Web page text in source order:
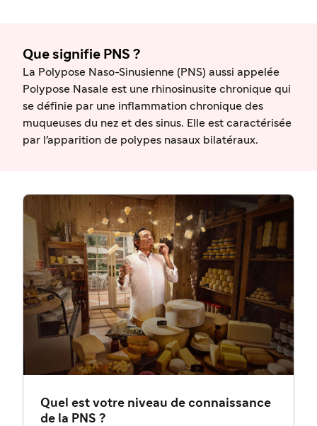
Que signifie PNS ?
La Polypose Naso-Sinusienne (PNS) aussi appelée
Polypose Nasale est une rhinosinusite chronique qui
se définie par une inflammation chronique des
muqueuses du nez et des sinus. Elle est caractérisée
par l'apparition de polypes nasaux bilatéraux.
Quel est votre niveau de connaissance
de la PNS ?